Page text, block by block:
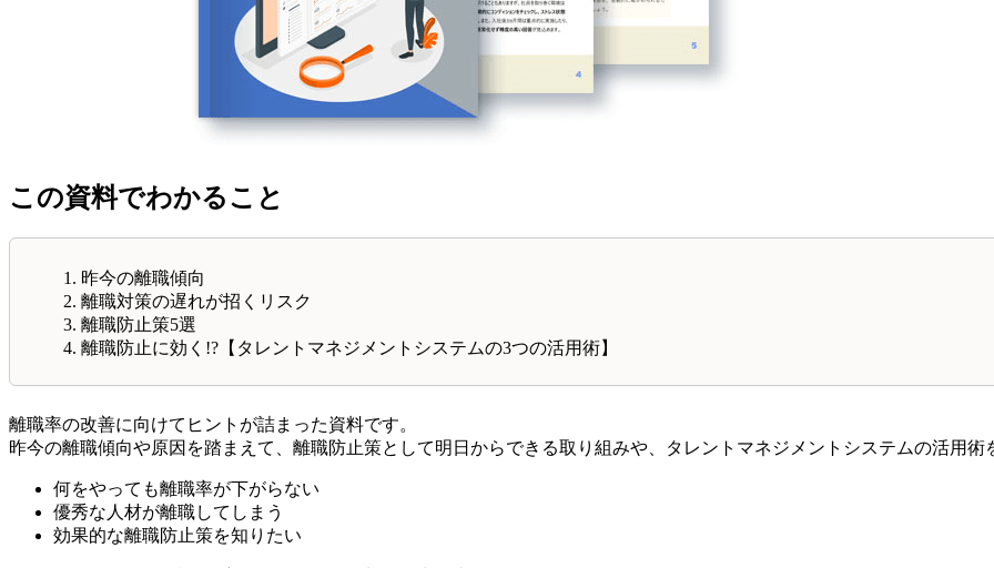
この資料でわかること
昨今の離職傾向
離職対策の遅れが招くリスク
離職防止策5選
離職防止に効く!?【タレントマネジメントシステムの3つの活用術】
離職率の改善に向けてヒントが詰まった資料です。
昨今の離職傾向や原因を踏まえて、離職防止策として明日からできる取り組みや、タレントマネジメントシステムの活用術
何をやっても離職率が下がらない
優秀な人材が離職してしまう
効果的な離職防止策を知りたい